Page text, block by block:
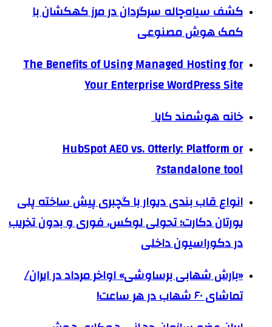
کشف سیاه‌چاله سرگردان در مرز کهکشان با
کمک هوش مصنوعی
The Benefits of Using Managed Hosting for
Your Enterprise WordPress Site
خانه هوشمند کایا
HubSpot AEO vs. Otterly: Platform or
standalone tool?
انواع قاب بندی دیوار با گچبری پیش ساخته پلی
یورتان دکارت؛ تحولی لوکس، فوری و بدون تخریب
در دکوراسیون داخلی
«بارش شهابی برساوشی» اواخر مرداد در ایران/
تماشای ۶۰ شهاب در هر ساعت!